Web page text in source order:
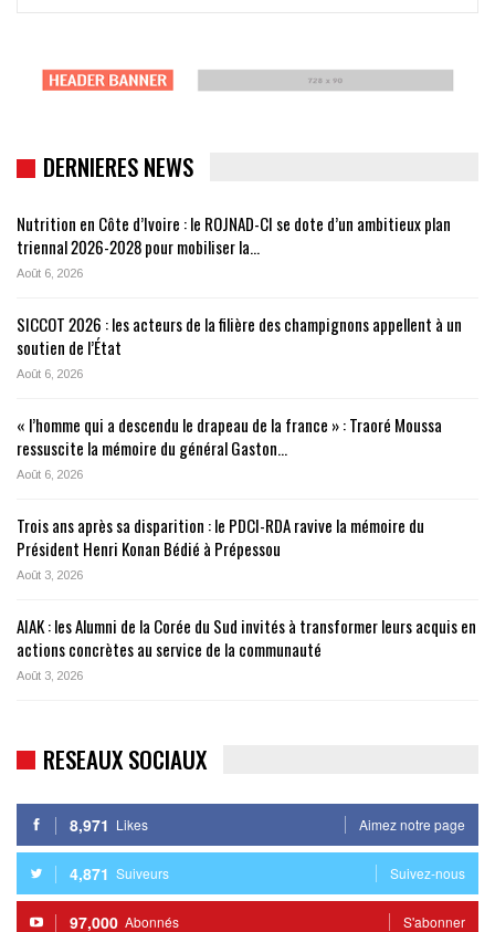
DERNIERES NEWS
Nutrition en Côte d’Ivoire : le ROJNAD-CI se dote d’un ambitieux plan
triennal 2026-2028 pour mobiliser la…
Août 6, 2026
SICCOT 2026 : les acteurs de la filière des champignons appellent à un
soutien de l’État
Août 6, 2026
« l’homme qui a descendu le drapeau de la france » : Traoré Moussa
ressuscite la mémoire du général Gaston…
Août 6, 2026
Trois ans après sa disparition : le PDCI-RDA ravive la mémoire du
Président Henri Konan Bédié à Prépessou
Août 3, 2026
AIAK : les Alumni de la Corée du Sud invités à transformer leurs acquis en
actions concrètes au service de la communauté
Août 3, 2026
RESEAUX SOCIAUX
8,971 Likes Aimez notre page
4,871 Suiveurs Suivez-nous
97,000 Abonnés S'abonner